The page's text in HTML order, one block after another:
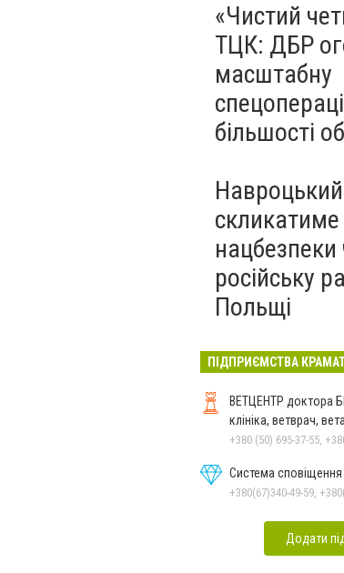
«Чистий
ТЦК: ДБР
масштабну
більшості
нацбезпеки
російську
Польщі
ПІДПРИЄМСТВА
ВЕТЦЕНТР доктора
клініка, ветврач,
стрижки.
Система
+380(67)340-49-59,
Додати